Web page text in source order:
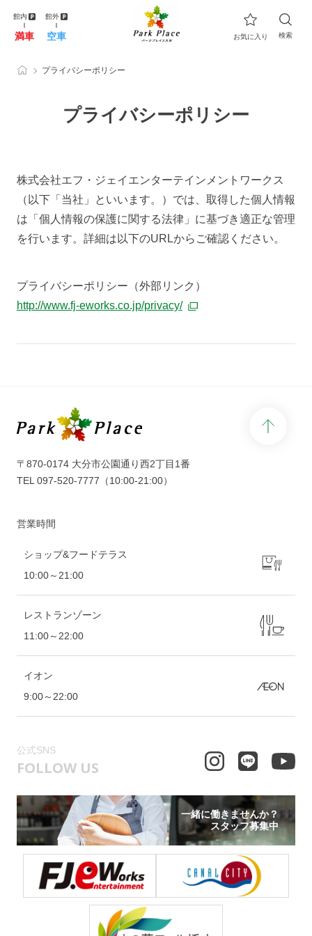
館内
満車
館外
空車 お気に入り 検索
プライバシーポリシー
プライバシーポリシー
株式会社エフ・ジェイエンターテインメントワークス
（以下「当社」といいます。）では、取得した個人情報
は「個人情報の保護に関する法律」に基づき適正な管理
を行います。詳細は以下のURLからご確認ください。
プライバシーポリシー（外部リンク）
http://www.fj-eworks.co.jp/privacy/
〒870-0174 大分市公園通り西2丁目1番
TEL 097-520-7777 （10:00-21:00）
営業時間
ショップ&フードテラス
10:00～21:00
レストランゾーン
11:00～22:00
イオン
9:00～22:00
公式SNS
FOLLOW US
一緒に働きませんか？
スタッフ募集中